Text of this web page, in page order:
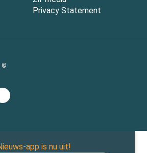
Privacy Statement
©
app is nu uit!